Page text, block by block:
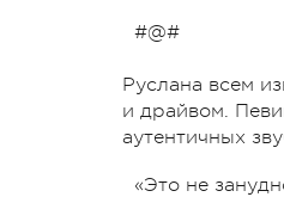
#@#
Руслана всем
и драйвом.
аутентичных
«Это не